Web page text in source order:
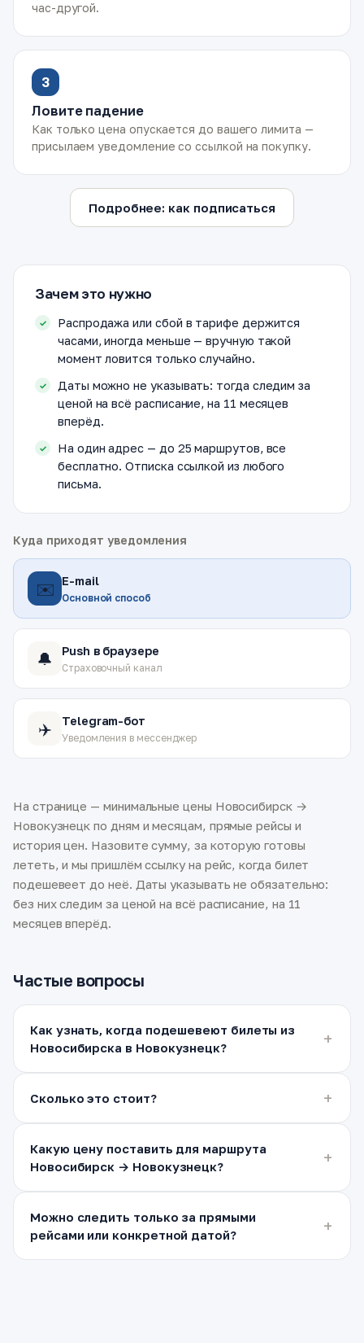
час-другой.
3
Ловите падение
Как только цена опускается до вашего лимита —
присылаем уведомление со ссылкой на покупку.
Подробнее: как подписаться
Зачем это нужно
Распродажа или сбой в тарифе держится
часами, иногда меньше — вручную такой
момент ловится только случайно.
Даты можно не указывать: тогда следим за
ценой на всё расписание, на 11 месяцев
вперёд.
На один адрес — до 25 маршрутов, все
бесплатно. Отписка ссылкой из любого
письма.
Куда приходят уведомления
✉️ E-mail
Основной способ
🔔 Push в браузере
Страховочный канал
✈️ Telegram-бот
Уведомления в мессенджер
На странице — минимальные цены Новосибирск →
Новокузнецк по дням и месяцам, прямые рейсы и
история цен. Назовите сумму, за которую готовы
лететь, и мы пришлём ссылку на рейс, когда билет
подешевеет до неё. Даты указывать не обязательно:
без них следим за ценой на всё расписание, на 11
месяцев вперёд.
Частые вопросы
Как узнать, когда подешевеют билеты из
Новосибирска в Новокузнецк?
Сколько это стоит?
Какую цену поставить для маршрута
Новосибирск → Новокузнецк?
Можно следить только за прямыми
рейсами или конкретной датой?